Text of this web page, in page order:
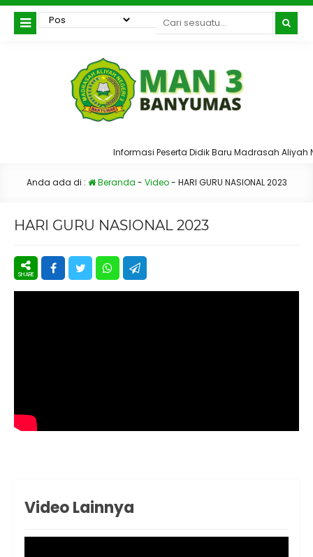
Informasi Peserta Didik Baru Madrasah Aliyah
Anda ada di : Beranda - Video- HARI GURU NASIONAL 2023
HARI GURU NASIONAL 2023
Video Lainnya